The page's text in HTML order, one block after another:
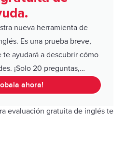
nueva herramienta de
Es una prueba breve,
ayudará a descubrir cómo
¡Solo 20 preguntas,
ahora!